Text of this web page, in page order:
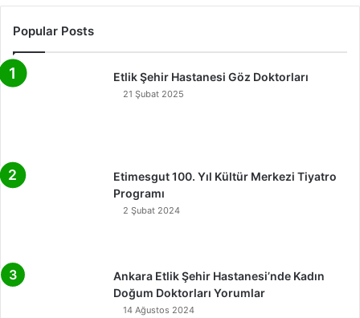
Popular Posts
Etlik Şehir Hastanesi Göz Doktorları
21 Şubat 2025
Etimesgut 100. Yıl Kültür Merkezi Tiyatro
Programı
2 Şubat 2024
Ankara Etlik Şehir Hastanesi’nde Kadın
Doğum Doktorları Yorumlar
14 Ağustos 2024